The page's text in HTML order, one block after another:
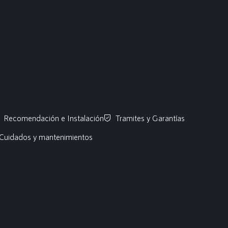
Recomendación e Instalación
Tramites y Garantías
y mantenimientos